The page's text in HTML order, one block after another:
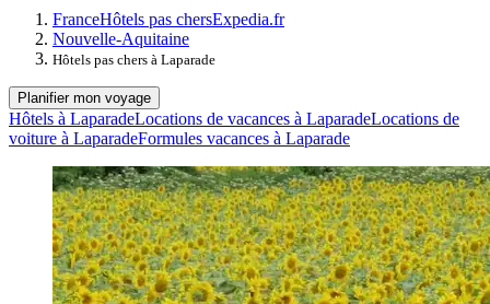
FranceHôtels pas chersExpedia.fr
Nouvelle-Aquitaine
Hôtels pas chers à Laparade
Planifier mon voyage
Hôtels à LaparadeLocations de vacances à LaparadeLocations de
voiture à LaparadeFormules vacances à Laparade